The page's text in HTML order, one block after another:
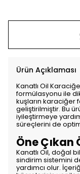
Ürün Açıklaması
Kanatlı Oil
formülasyonu ile
kuşların karaciğer
geliştirilmiştir. Bu
iyileştirmeye
süreçlerini de
Öne Çıkan
Kanatlı Oil, doğal
sindirim sistemini
yardımcı olur.